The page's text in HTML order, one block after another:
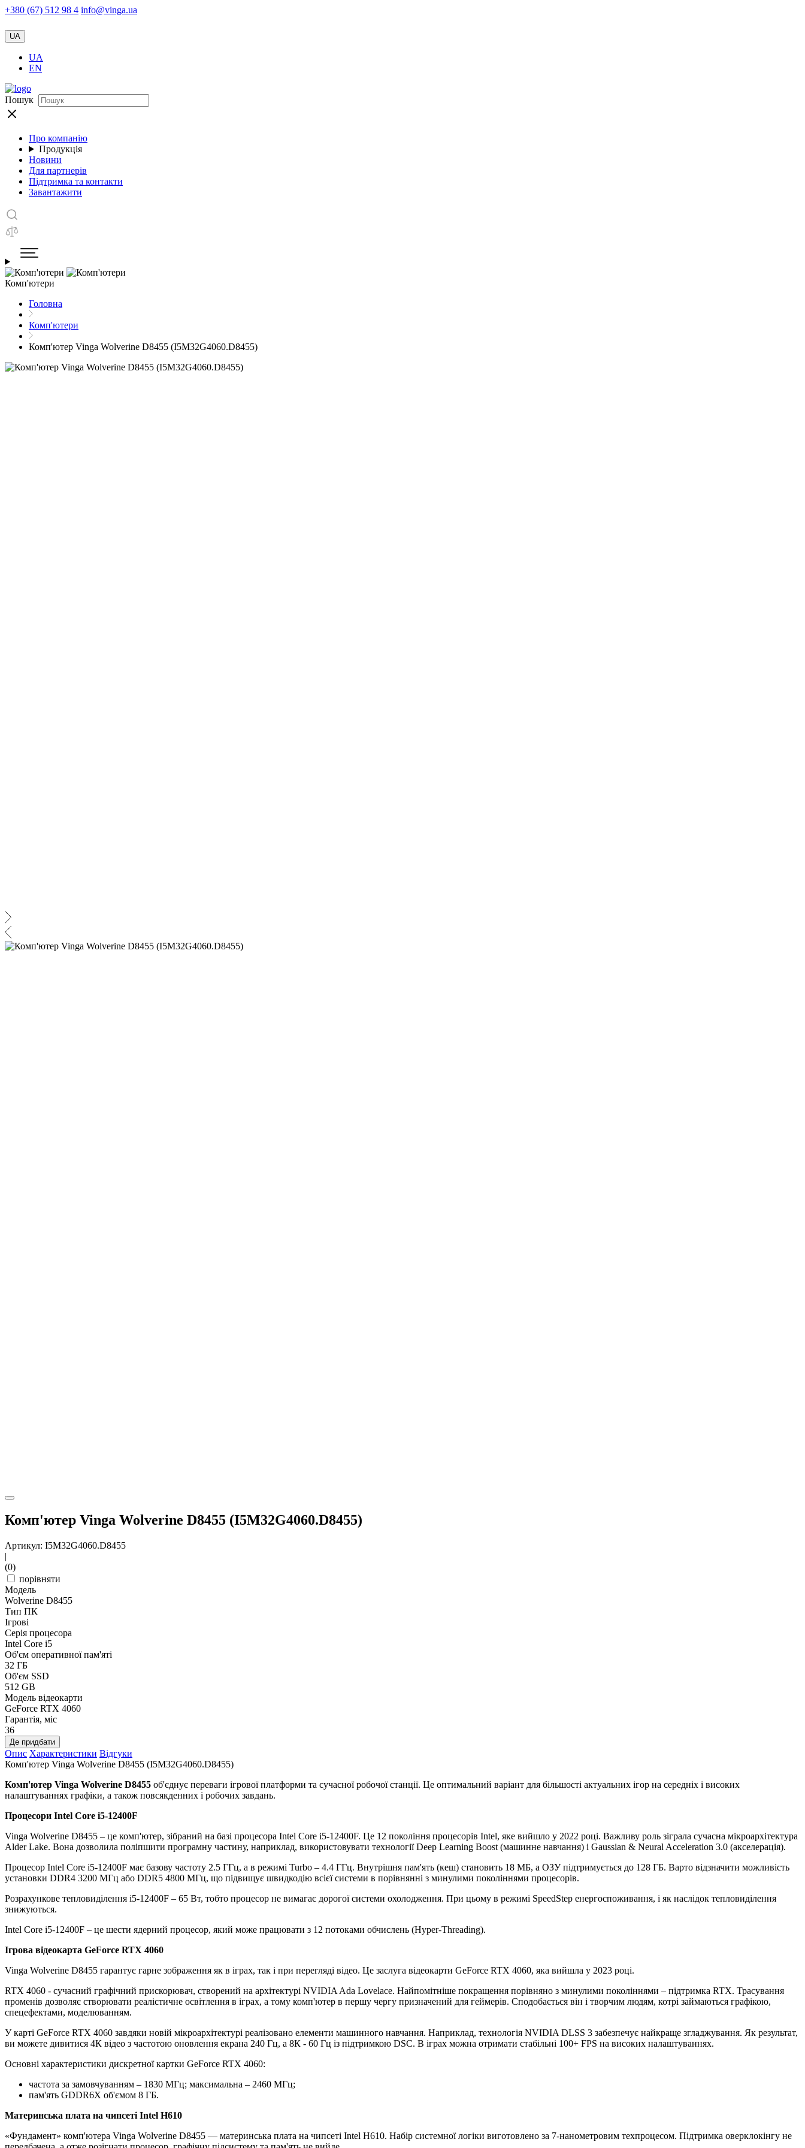
+380 (67) 512 98 4 info@vinga.ua
UA
UA
EN
Пошук
Про компанію
Продукція
Новини
Для партнерів
Підтримка та контакти
Завантажити
Комп'ютери
Головна
Комп'ютери
Комп'ютер Vinga Wolverine D8455 (I5M32G4060.D8455)
Комп'ютер Vinga Wolverine D8455 (I5M32G4060.D8455)
Артикул: I5M32G4060.D8455
|
(0)
порівняти
Модель
Wolverine D8455
Тип ПК
Ігрові
Серія процесора
Intel Core i5
Об'єм оперативної пам'яті
32 ГБ
Об'єм SSD
512 GB
Модель відеокарти
GeForce RTX 4060
Гарантія, міс
36
Де придбати
Опис Характеристики Відгуки
Комп'ютер Vinga Wolverine D8455 (I5M32G4060.D8455)
Комп'ютер Vinga Wolverine D8455 об'єднує переваги ігрової платформи та сучасної робочої станції. Це оптимальний варіант для більшості актуальних ігор на середніх і високих
налаштуваннях графіки, а також повсякденних і робочих завдань.
Процесори Intel Core i5-12400F
Vinga Wolverine D8455 – це комп'ютер, зібраний на базі процесора Intel Core i5-12400F. Це 12 покоління процесорів Intel, яке вийшло у 2022 році. Важливу роль зіграла сучасна мікроархітектура
Alder Lake. Вона дозволила поліпшити програмну частину, наприклад, використовувати технології Deep Learning Boost (машинне навчання) і Gaussian & Neural Acceleration 3.0 (акселерація).
Процесор Intel Core i5-12400F має базову частоту 2.5 ГГц, а в режимі Turbo – 4.4 ГГц. Внутрішня пам'ять (кеш) становить 18 МБ, а ОЗУ підтримується до 128 ГБ. Варто відзначити можливість
установки DDR4 3200 МГц або DDR5 4800 МГц, що підвищує швидкодію всієї системи в порівнянні з минулими поколіннями процесорів.
Розрахункове тепловиділення i5-12400F – 65 Вт, тобто процесор не вимагає дорогої системи охолодження. При цьому в режимі SpeedStep енергоспоживання, і як наслідок тепловиділення
знижуються.
Intel Core i5-12400F – це шести ядерний процесор, який може працювати з 12 потоками обчислень (Hyper-Threading).
Ігрова відеокарта GeForce RTX 4060
Vinga Wolverine D8455 гарантує гарне зображення як в іграх, так і при перегляді відео. Це заслуга відеокарти GeForce RTX 4060, яка вийшла у 2023 році.
RTX 4060 - сучасний графічний прискорювач, створений на архітектурі NVIDIA Ada Lovelace. Найпомітніше покращення порівняно з минулими поколіннями – підтримка RTX. Трасування
променів дозволяє створювати реалістичне освітлення в іграх, а тому комп'ютер в першу чергу призначений для геймерів. Сподобається він і творчим людям, котрі займаються графікою,
спецефектами, моделюванням.
У карті GeForce RTX 4060 завдяки новій мікроархітектурі реалізовано елементи машинного навчання. Наприклад, технологія NVIDIA DLSS 3 забезпечує найкраще згладжування. Як результат,
ви можете дивитися 4К відео з частотою оновлення екрана 240 Гц, а 8К - 60 Гц із підтримкою DSC. В іграх можна отримати стабільні 100+ FPS на високих налаштуваннях.
Основні характеристики дискретної картки GeForce RTX 4060:
частота за замовчуванням – 1830 МГц; максимальна – 2460 МГц;
пам'ять GDDR6X об'ємом 8 ГБ.
Материнська плата на чипсеті Intel H610
«Фундамент» комп'ютера Vinga Wolverine D8455 — материнська плата на чипсеті Intel H610. Набір системної логіки виготовлено за 7-нанометровим техпроцесом. Підтримка оверклокінгу не